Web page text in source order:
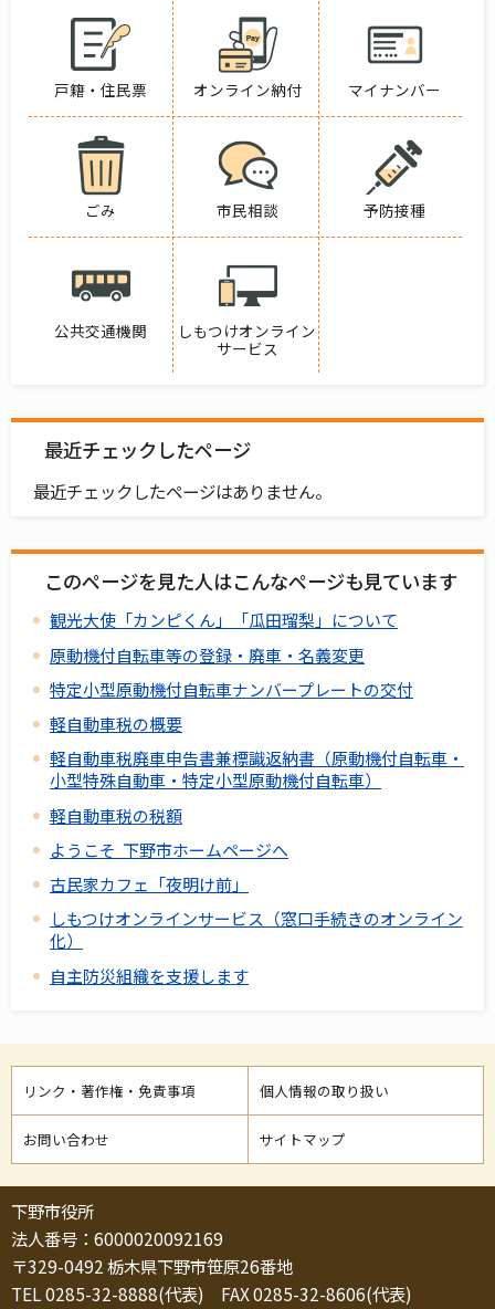
戸籍・住民票 オンライン納付 マイナンバー
ごみ 市民相談 予防接種
公共交通機関
しもつけオンライン
サービス
最近チェックしたページ
最近チェックしたページはありません。
このページを見た人はこんなページも見ています
観光大使「カンピくん」「瓜田瑠梨」について
原動機付自転車等の登録・廃車・名義変更
特定小型原動機付自転車ナンバープレートの交付
軽自動車税の概要
軽自動車税廃車申告書兼標識返納書（原動機付自転車・
小型特殊自動車・特定小型原動機付自転車）
軽自動車税の税額
ようこそ 下野市ホームページへ
古民家カフェ「夜明け前」
しもつけオンラインサービス（窓口手続きのオンライン
化）
自主防災組織を支援します
リンク・著作権・免責事項 個人情報の取り扱い
お問い合わせ サイトマップ
下野市役所
法人番号：6000020092169
〒329-0492 栃木県下野市笹原26番地
TEL 0285-32-8888(代表) FAX 0285-32-8606(代表)